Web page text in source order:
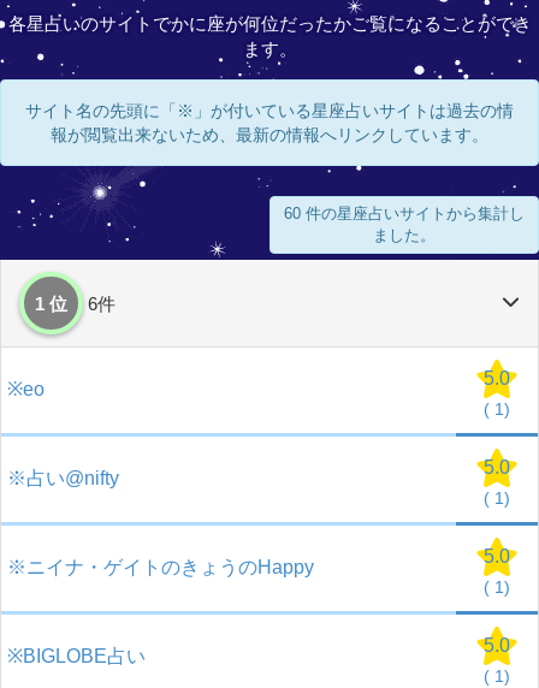
各星占いのサイトでかに座が何位だったかご覧になることができ
ます。
サイト名の先頭に「※」が付いている星座占いサイトは過去の情
報が閲覧出来ないため、最新の情報へリンクしています。
60 件の星座占いサイトから集計し
ました。
1 位 6件
※eo
5.0
( 1)
※占い@nifty
5.0
( 1)
※ニイナ・ゲイトのきょうのHappy
5.0
( 1)
※BIGLOBE占い
5.0
( 1)